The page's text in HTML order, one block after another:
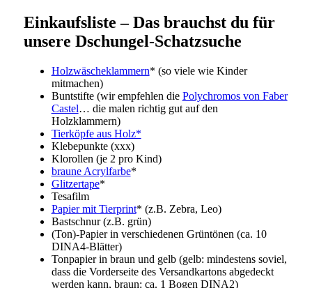
Einkaufsliste – Das brauchst du für
unsere Dschungel-Schatzsuche
Holzwäscheklammern* (so viele wie Kinder
mitmachen)
Buntstifte (wir empfehlen die Polychromos von Faber
Castel… die malen richtig gut auf den
Holzklammern)
Tierköpfe aus Holz*
Klebepunkte (xxx)
Klorollen (je 2 pro Kind)
braune Acrylfarbe*
Glitzertape*
Tesafilm
Papier mit Tierprint* (z.B. Zebra, Leo)
Bastschnur (z.B. grün)
(Ton)-Papier in verschiedenen Grüntönen (ca. 10
DINA4-Blätter)
Tonpapier in braun und gelb (gelb: mindestens soviel,
dass die Vorderseite des Versandkartons abgedeckt
werden kann, braun: ca. 1 Bogen DINA2)